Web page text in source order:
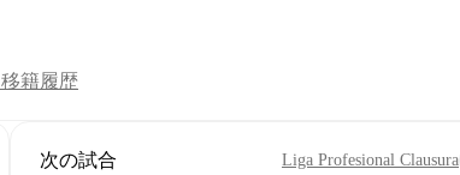
移籍履歴
次の試合 Liga Profesional Clausura